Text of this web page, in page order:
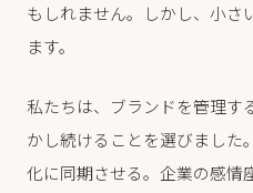
もしれません。しかし、小さ
ます。
私たちは、ブランドを管理す
かし続けることを選びました
化に同期させる。企業の感情